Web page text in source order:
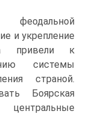
и укрепление
привели к
системы
страной.
Боярская